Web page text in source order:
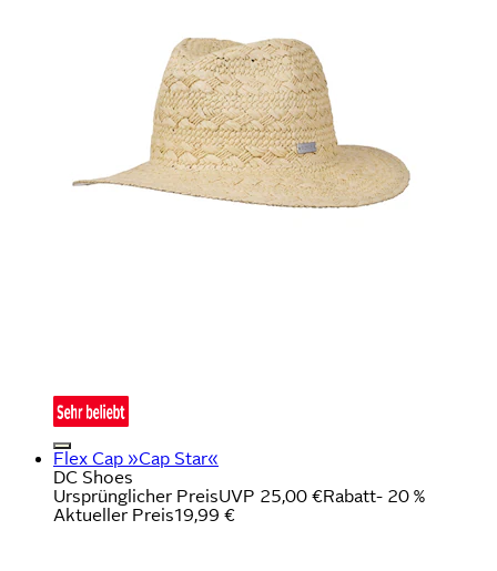
Flex Cap »Cap Star«
DC Shoes
Ursprünglicher PreisUVP 25,00 €Rabatt- 20 %
Aktueller Preis19,99 €